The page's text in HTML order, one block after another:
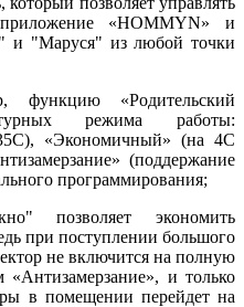
«HOMMYN» и
и "Маруся" из любой точки
функцию «Родительский
режима работы:
«Экономичный» (на 4С
(поддержание
программирования;
позволяет экономить
при поступлении большого
не включится на полную
и только
в помещении перейдет на